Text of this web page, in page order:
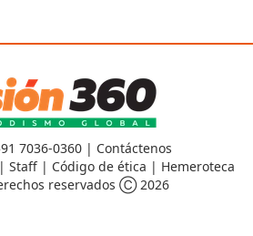
7036-0360 | Contáctenos
| Staff| Código de ética | Hemeroteca
reservados Ⓒ 2026